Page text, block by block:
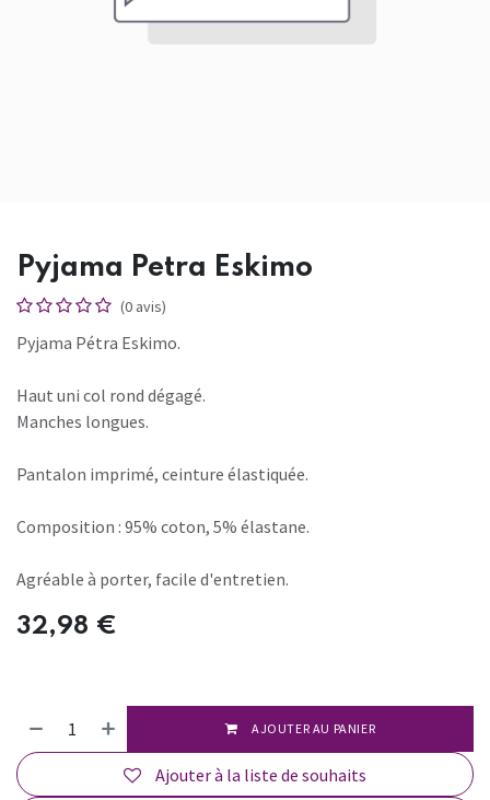
Pyjama Petra Eskimo
(0 avis)
Pyjama Pétra Eskimo.
Haut uni col rond dégagé.
Manches longues.
Pantalon imprimé, ceinture élastiquée.
Composition : 95% coton, 5% élastane.
Agréable à porter, facile d'entretien.
32,98 €
AJOUTER AU PANIER
Ajouter à la liste de souhaits